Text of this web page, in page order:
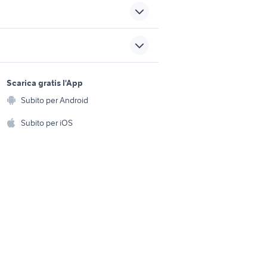
regalo cuccioli taranto
bici gravel
riccione biciclette
e
Scarica gratis l'App
Subito per Android
Subito per iOS